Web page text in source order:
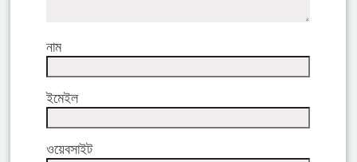
নাম
ইমেইল
ওয়েবসাইট